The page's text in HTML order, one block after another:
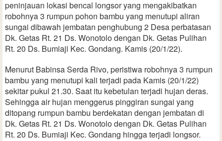
peninjauan lokasi bencal longsor yang mengakibatkan
robohnya 3 rumpun pohon bambu yang menutupi aliran
sungai dibawah jembatan penghubung 2 Desa perbatasan
Dk. Getas Rt. 21 Ds. Wonotolo dengan Dk. Getas Pulihan
Rt. 20 Ds. Bumiaji Kec. Gondang. Kamis (20/1/22).
Menurut Babinsa Serda Rivo, peristiwa robohnya 3 rumpun
bambu yang menutupi kali terjadi pada Kamis (20/1/22)
sekitar pukul 21.30. Saat itu kebetulan terjadi hujan deras.
Sehingga air hujan menggerus pinggiran sungai yang
ditopang rumpun bambu berdekatan dengan jembatan di
Dk. Getas Rt. 21 Ds. Wonotolo dengan Dk. Getas Pulihan
Rt. 20 Ds. Bumiaji Kec. Gondang hingga terjadi longsor.